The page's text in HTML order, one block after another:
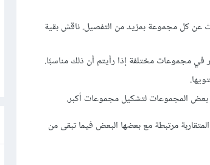
عن كل مجموعة بمزيد من التفصيل. ناقش بقية
في مجموعات مختلفة إذا رأيتم أن ذلك مناسبًا.
بعض المجموعات لتشكيل مجموعات أكبر.
مرتبطة مع بعضها البعض فيما تبقى من